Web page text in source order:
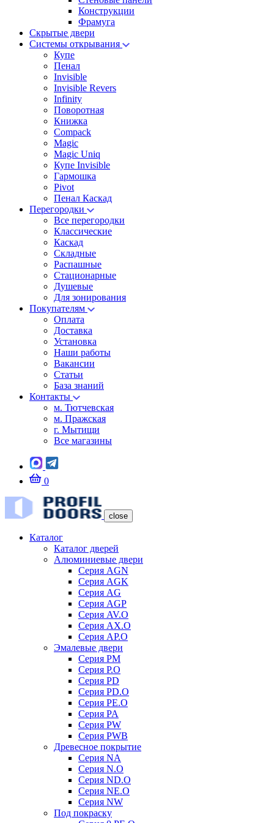
Конструкции
Фрамуга
Скрытые двери
Системы открывания
Купе
Пенал
Invisible
Invisible Revers
Infinity
Поворотная
Книжка
Compack
Magic
Magic Uniq
Купе Invisible
Гармошка
Pivot
Пенал Каскад
Перегородки
Все перегородки
Классические
Каскад
Складные
Распашные
Стационарные
Душевые
Для зонирования
Покупателям
Оплата
Доставка
Установка
Наши работы
Вакансии
Статьи
База знаний
Контакты
м. Тютчевская
м. Пражская
г. Мытищи
Все магазины
0
close
Каталог
Каталог дверей
Алюминиевые двери
Серия AGN
Серия AGK
Серия AG
Серия AGP
Серия AV.O
Серия AX.O
Серия AP.O
Эмалевые двери
Серия PM
Серия P.O
Серия PD
Серия PD.O
Серия PE.O
Серия PA
Серия PW
Серия PWB
Древесное покрытие
Серия NA
Серия N.O
Серия ND.O
Серия NE.O
Серия NW
Под покраску